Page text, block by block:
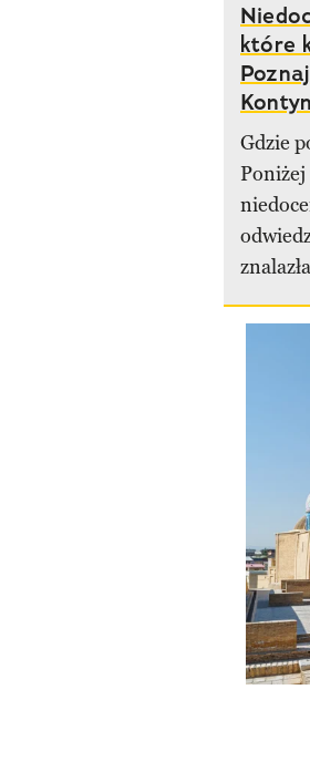
które
Gdzie